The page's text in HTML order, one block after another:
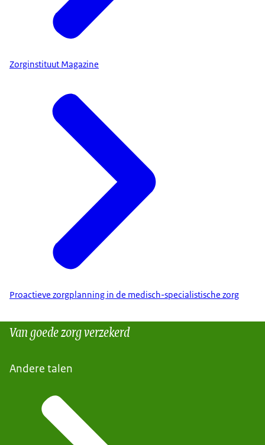
Zorginstituut Magazine
Proactieve zorgplanning in de medisch-specialistische zorg
Van goede zorg verzekerd
Andere talen